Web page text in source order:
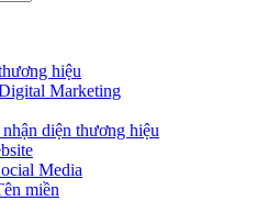
hiệu
Marketing
diện thương hiệu
Media
miền